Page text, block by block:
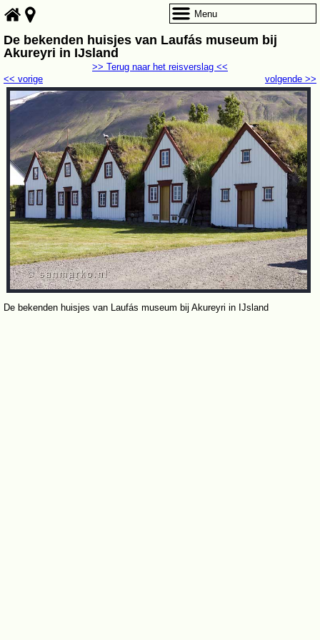
De bekenden huisjes van Laufás museum bij
Akureyri in IJsland
volgende >>
<< vorige
>> Terug naar het reisverslag <<
De bekenden huisjes van Laufás museum bij Akureyri in IJsland
Menu